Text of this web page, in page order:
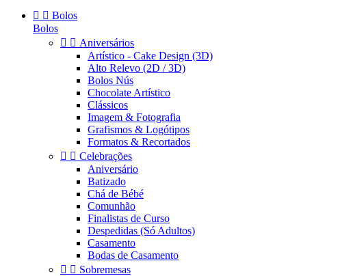
  Bolos
Bolos
  Aniversários
Artístico - Cake Design (3D)
Alto Relevo (2D / 3D)
Bolos Nús
Chocolate Artístico
Clássicos
Imagem & Fotografia
Grafismos & Logótipos
Formatos & Recortados
  Celebrações
Aniversário
Batizado
Chá de Bébé
Comunhão
Finalistas de Curso
Despedidas (Só Adultos)
Casamento
Bodas de Casamento
  Sobremesas